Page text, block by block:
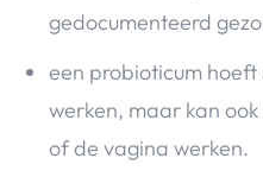
gedocumenteerd
een probioticum
werken, maar kan
of de vagina werken.